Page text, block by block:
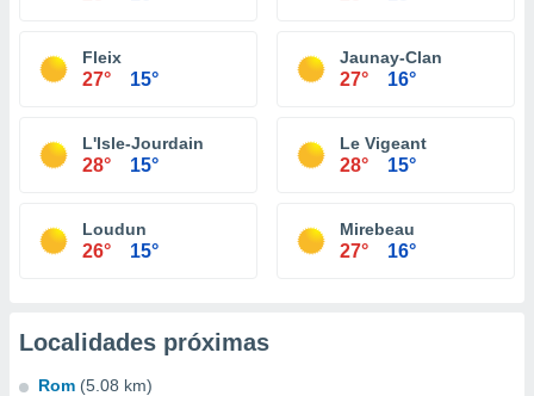
Fleix
27° 15°
Jaunay-Clan
27° 16°
L'Isle-Jourdain
28° 15°
Le Vigeant
28° 15°
Loudun
26° 15°
Mirebeau
27° 16°
Localidades próximas
Rom (5.08 km)